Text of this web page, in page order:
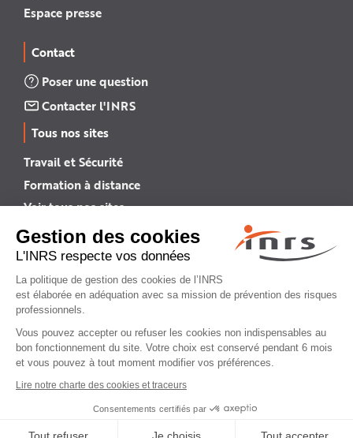
Espace presse
Contact
Poser une question
Contacter l'INRS
Tous nos sites
Travail et Sécurité
Formation à distance
Voir tous nos sites →
INRS English
INRS (english version)
Plan du site
Mentions légales
Politique de confidentialité